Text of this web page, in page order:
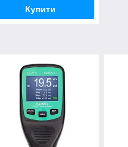
Купити